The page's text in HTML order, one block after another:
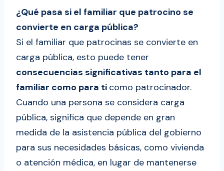
¿Qué pasa si el familiar que patrocino se
convierte en carga pública?
Si el familiar que patrocinas se convierte en
carga pública, esto puede tener
consecuencias significativas tanto para el
familiar como para ti como patrocinador.
Cuando una persona se considera carga
pública, significa que depende en gran
medida de la asistencia pública del gobierno
para sus necesidades básicas, como vivienda
o atención médica, en lugar de mantenerse